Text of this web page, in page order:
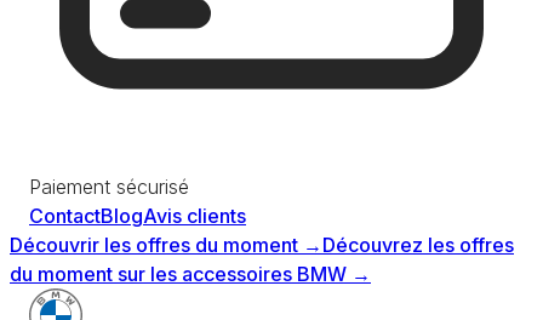
Paiement sécurisé
ContactBlogAvis clients
Découvrir les offres du moment → Découvrez les offres
du moment sur les accessoires BMW →